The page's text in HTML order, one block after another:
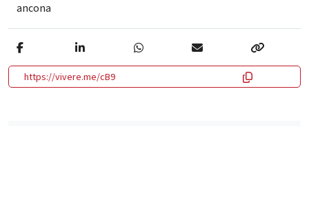
ancona
https://vivere.me/cB9